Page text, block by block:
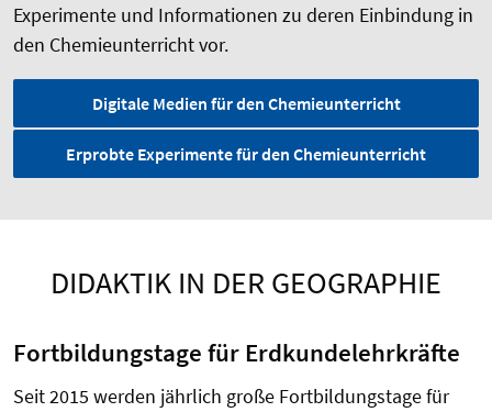
Experimente und Informationen zu deren Einbindung in
den Chemieunterricht vor.
Digitale Medien für den Chemieunterricht
Erprobte Experimente für den Chemieunterricht
DIDAKTIK IN DER GEOGRAPHIE
Fortbildungstage für Erdkundelehrkräfte
Seit 2015 werden jährlich große Fortbildungstage für